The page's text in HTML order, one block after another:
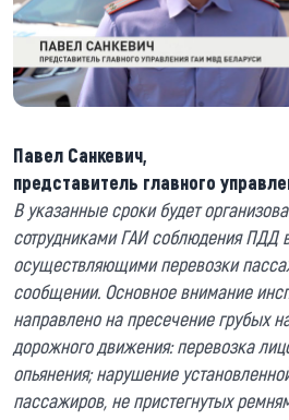
Павел Санкевич,
представитель главного
В указанные сроки будет
сотрудниками ГАИ соблюдения ПДД
осуществляющими перевозки
сообщении. Основное внимание
направлено на пресечение грубых
дорожного движения: перевозка
опьянения; нарушение
пассажиров, не пристегнутых